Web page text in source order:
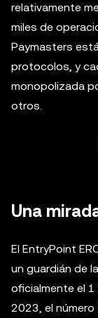
relativamente
miles de
Paymasters
protocolos, y
monopolizada
otros.
Una
El EntryPoint
un guardián de
oficialmente el
2023, el